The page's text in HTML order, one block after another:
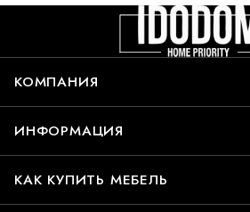
КОМПАНИЯ
ИНФОРМАЦИЯ
КАК КУПИТЬ МЕБЕЛЬ